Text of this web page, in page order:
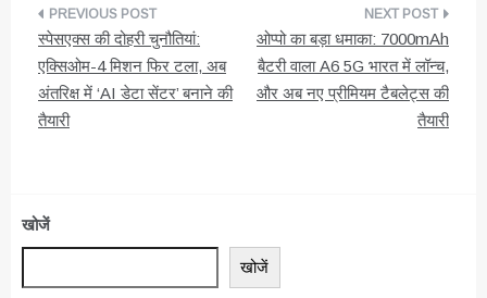
पोस्ट
नेविगेशन
स्पेसएक्स की दोहरी चुनौतियां:
एक्सिओम-4 मिशन फिर टला, अब
अंतरिक्ष में ‘AI डेटा सेंटर’ बनाने की
तैयारी
ओप्पो का बड़ा धमाका: 7000mAh
बैटरी वाला A6 5G भारत में लॉन्च,
और अब नए प्रीमियम टैबलेट्स की
तैयारी
खोजें
खोजें